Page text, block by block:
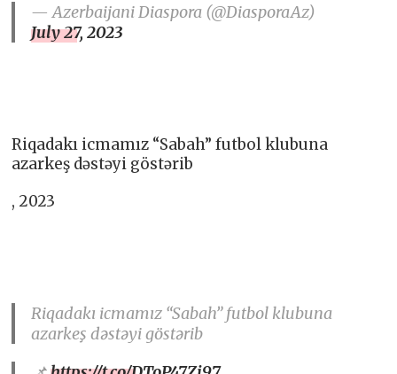
— Azerbaijani Diaspora (@DiasporaAz)
July 27, 2023
Riqadakı icmamız “Sabah” futbol klubuna
azarkeş dəstəyi göstərib
, 2023
Riqadakı icmamız “Sabah” futbol klubuna
azarkeş dəstəyi göstərib